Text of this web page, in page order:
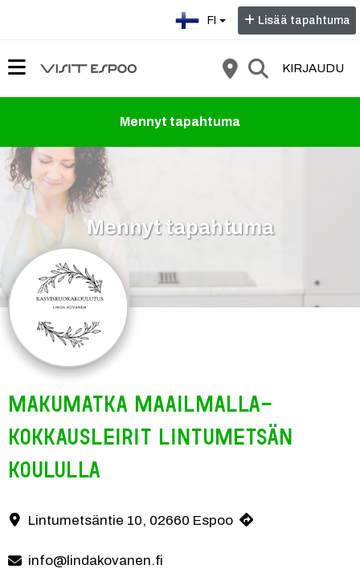
FI Lisää tapahtuma
KIRJAUDU
Mennyt tapahtuma
Mennyt tapahtuma
Makumatka maailmalla-
kokkausleirit Lintumetsän
koululla
Yhteystiedot
Lintumetsäntie 10, 02660 Espoo
info@lindakovanen.fi